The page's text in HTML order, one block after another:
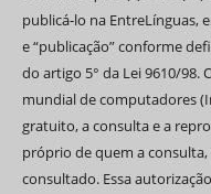
publicá-lo na EntreLínguas,
e “publicação” conforme
do artigo 5° da Lei 9610/98.
mundial de computadores
gratuito, a consulta e a
próprio de quem a
consultado. Essa